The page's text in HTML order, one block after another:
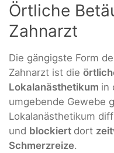
Örtliche
Zahnarzt
Die gängigste Form
Zahnarzt ist die
Lokalanästhetikum in
umgebende Gewebe
Lokalanästhetikum
und blockiert dort
Schmerzreize.